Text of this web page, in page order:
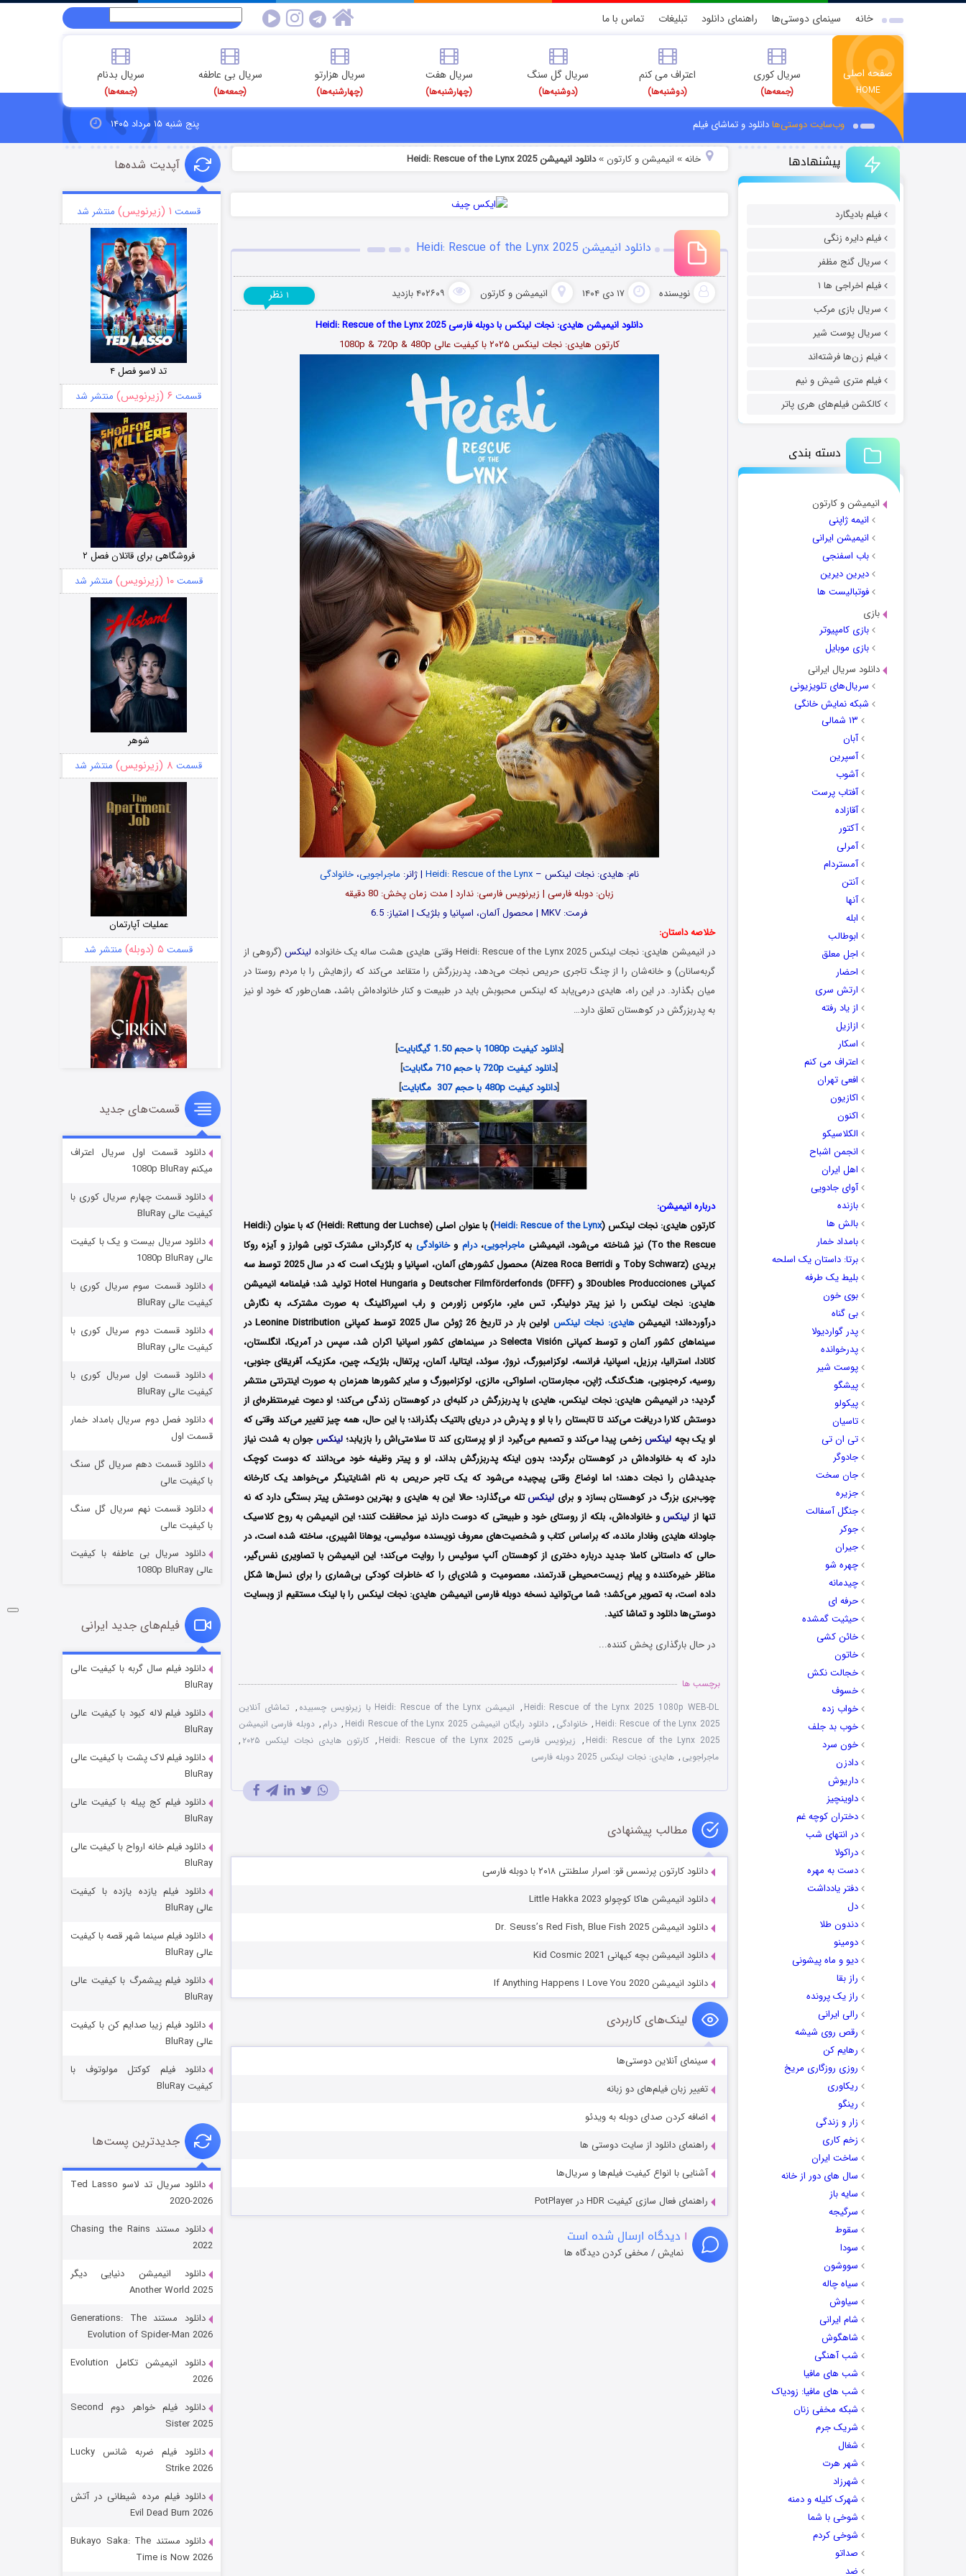
خانه سینمای دوستی‌ها راهنمای دانلود تبلیغات تماس با ما
صفحه اصلی
HOME
سریال کوری
(جمعه‌ها)
اعتراف می کنم
(دوشنبه‌ها)
سریال گل سنگ
(دوشنبه‌ها)
سریال هفت
(چهارشنبه‌ها)
سریال هزارتو
(چهارشنبه‌ها)
سریال بی عاطفه
(جمعه‌ها)
سریال بدنام
(جمعه‌ها)
وب‌سایت دوستی‌هادانلود و تماشای فیلم پنج شنبه ۱۵ مرداد ۱۴۰۵
پیشنهادها
فیلم بادیگارد
فیلم دایره زنگی
سریال گنج مظفر
فیلم اخراجی ها ۱
سریال بازی مرکب
سریال پوست شیر
فیلم زن‌ها فرشته‌اند
فیلم متری شیش و نیم
کالکشن فیلم‌های هری پاتر
دسته بندی
انیمیشن و کارتون
انیمه ژاپنی
انیمیشن ایرانی
باب اسفنجی
دیرین دیرین
فوتبالیست ها
بازی
بازی کامپیوتر
بازی موبایل
دانلود سریال ایرانی
سریال‌های تلویزیونی
شبکه نمایش خانگی
۱۳ شمالی
آبان
آسپرین
آشوب
آفتاب پرست
آقازاده
آکتور
آمرلی
آمستردام
آنتن
آنها
ابله
ابوطالب
اجل معلق
احضار
ارتش سری
از یاد رفته
ازازیل
اسکار
اعتراف می کنم
افعی تهران
اکازیون
اکنون
الکلاسیکو
انجمن اشباح
اهل ایران
آوای جادویی
بازنده
بالش ها
بامداد خمار
برتا: داستان یک اسلحه
بلیط یک‌‌ طرفه
بوی خون
بی گناه
پدر گواردیولا
پدرخوانده
پوست شیر
پیشگو
پیکولو
تاسیان
تی ان تی
جادوگر
جان سخت
جزیره
جنگل آسفالت
جوکر
جیران
چهره شو
چیدمانه
حرفه ای
حیثیت گمشده
خائن کشی
خاتون
خجالت نکش
خسوف
خواب زده
خوب بد جلف
خون سرد
دادزن
داریوش
داوینچیز
دختران کوچه غم
در انتهای شب
دراکولا
دست به مهره
دفتر یادداشت
دل
دندون طلا
دومینو
دیو و ماه پیشونی
راز بقا
راز یک پرونده
رالی ایرانی
رقص روی شیشه
رهایم کن
روزی روزگاری مریخ
ریکاوری
رینگو
زار و زندگی
زخم کاری
ساخت ایران
سال های دور از خانه
سایه باز
سرگیجه
سقوط
سودا
سووشون
سیاه چاله
سیاوش
شام ایرانی
شاهگوش
شب آهنگی
شب های مافیا
شب های مافیا: زودیاک
شبکه مخفی زنان
شریک جرم
شغال
شهر هرت
شهرزاد
شهرک کلیله و دمنه
شوخی با شما
شوخی کردم
صداتو
ضد
خانه» انیمیشن و کارتون »دانلود انیمیشن Heidi: Rescue of the Lynx 2025
دانلود انیمیشن Heidi: Rescue of the Lynx 2025
نویسنده ۱۷ دی ۱۴۰۴ انیمیشن و کارتون ۴۰۲۶۰۹ بازدید ۱ نظر
دانلود انیمیشن هایدی: نجات لینکس با دوبله فارسی Heidi: Rescue of the Lynx 2025
کارتون هایدی: نجات لینکس ۲۰۲۵
با کیفیت عالی 1080p & 720p & 480p
نام: هایدی: نجات لینکس –Heidi: Rescue of the Lynx | ژانر: ماجراجویی،خانوادگی
زبان: دوبله فارسی | زیرنویس فارسی: ندارد | مدت زمان پخش: 80 دقیقه
فرمت: MKV | محصول آلمان‌، اسپانیا و بلژیک | امتیاز: 6.5
خلاصه داستان:
در انیمیشن هایدی: نجات لینکس Heidi: Rescue of the Lynx 2025 وقتی هایدی هشت ساله یک خانواده
لینکس(گروهی از
گربه‌سانان) و خانه‌شان را از چنگ تاجری حریص نجات می‌دهد، پدربزرگش را متقاعد می‌کند که رازهایش را با مردم روستا در
میان بگذارد. در این راه، هایدی درمی‌یابد که لینکس محبوبش باید در طبیعت و کنار خانواده‌اش باشد، همان‌طور که خود او نیز
به پدربزرگش در کوهستان تعلق دارد…
[دانلود کیفیت 1080p با حجم 1.50 گیگابایت
]
[دانلود کیفیت 720p با حجم 710 مگابایت
]
[دانلود کیفیت 480p با حجم 307 مگابایت ]
درباره انیمیشن:
کارتون هایدی: نجات لینکس(
Heidi: Rescue of the Lynx
) با عنوان اصلی (Heidi: Rettung der Luchse) که با عنوان (Heidi:
To the Rescue) نیز شناخته می‌شود، انیمیشنی
ماجراجویی،درام وخانوادگی به کارگردانی مشترک توبی شوارز و آیزه روکا
بریدی (Toby Schwarz و Aizea Roca Berridi) محصول کشورهای آلمان‌، اسپانیا و بلژیک است که در سال 2025 توسط سه
کمپانی‌ 3Doubles Producciones و Deutscher Filmförderfonds (DFFF) و Hotel Hungaria تولید شد؛ فیلمنامه انیمیشن
هایدی: نجات لینکس را نیز پیتر دولینگر، تس مایر، مارکوس زاورمن و راب اسپراکلینگ به صورت مشترک، به نگارش
درآورده‌‌‌‌‌‌اند؛ انیمیشنهایدی: نجات لینکس
اولین بار در تاریخ 26 ژوئن سال 2025 توسط کمپانی Leonine Distribution در
سینماهای کشور آلمان و توسط کمپانی Selecta Visión در سینماهای کشور اسپانیا اکران شد، سپس در آمریکا، انگلستان،
کانادا، استرالیا، برزیل، اسپانیا، فرانسه، لوکزامبورگ، نروژ، سوئد، ایتالیا، آلمان، پرتغال، بلژیک، چین، مکزیک، آفریقای جنوبی،
روسیه، کره‌جنوبی، هنگ‎‌کنگ، ژاپن، مجارستان، اسلواکی، مالزی، لوکزامبورگ و سایر کشورها همزمان به صورت اینترنتی منتشر
گردید؛در انیمیشن هایدی: نجات لینکس،هایدی با پدربزرگش در کلبه‌ای در کوهستان زندگی می‌کند؛ او دعوت غیرمنتظره‌ای از
دوستش کلارا دریافت می‌کند تا تابستان را با او و پدرش در دریای بالتیک بگذراند؛ با این حال، همه چیز تغییر می‌کند وقتی که
او یک بچه لینکسزخمی پیدا می‌کند و تصمیم می‌گیرد از او پرستاری کند تا سلامتی‌اش را بازیابد؛لینکسجوان به شدت نیاز
دارد که به خانواده‌اش در کوهستان برگردد؛ بدون اینکه پدربزرگش بداند، او و پیتر وظیفه خود می‌دانند که دوست کوچک
جدیدشان را نجات دهند؛ اما اوضاع وقتی پیچیده می‌شود که یک تاجر حریص به نام اشنایتینگر می‌خواهد یک کارخانه
چوب‌بری بزرگ در کوهستان بسازد و برای لینکستله می‌گذارد؛ حالا این به هایدی و بهترین دوستش پیتر بستگی دارد که نه
تنها از لینکسو خانواده‌اش، بلکه از روستای خود و طبیعتی که دوست دارند نیز محافظت کنند؛ این انیمیشن به روح کلاسیک
جاودانه هایدی وفادار مانده، که براساس کتاب و شخصیت‌های معروف نویسنده سوئیسی، یوهانا اشپیری، ساخته شده است، در
حالی که داستانی کاملا جدید درباره دختری از کوهستان آلپ سوئیس را روایت می‌کند؛ این انیمیشن با تصاویری نفس‌گیر،
مناظر خیره‌کننده و پیام زیست‌محیطی قدرتمند، معصومیت و شادی‌ای را که خاطرات کودکی بی‌شماری را برای نسل‌ها شکل
داده است، به تصویر می‌کشد؛ شما می‌توانید نسخه دوبله فارسی انیمیشن هایدی: نجات لینکس را با لینک مستقیم از وبسایت
دوستی‌ها دانلود و تماشا کنید.
در حال بارگذاری پخش کننده...
برچسب ها
Heidi: Rescue of the Lynx 2025 1080p WEB-DL
, انیمیشن Heidi: Rescue of the Lynx با زیرنویس چسبیده , تماشای آنلاین
Heidi: Rescue of the Lynx 2025
, خانوادگی , دانلود رایگان انیمیشن Heidi Rescue of the Lynx 2025 , درام , دوبله فارسی انیمیشن
Heidi: Rescue of the Lynx 2025
, زیرنویس فارسی Heidi: Rescue of the Lynx 2025 , کارتون هایدی نجات لینکس ۲۰۲۵
,
ماجراجویی , هایدی: نجات لینکس 2025 دوبله فارسی
مطالب پیشنهادی
دانلود کارتون پرنسس قو: اسرار سلطنتی ۲۰۱۸ با دوبله فارسی
دانلود انیمیشن هاکا کوچولو Little Hakka 2023
دانلود انیمیشن Dr. Seuss’s Red Fish, Blue Fish 2025
دانلود انیمیشن بچه کیهانی Kid Cosmic 2021
دانلود انیمیشن If Anything Happens I Love You 2020
لینک‌های کاربردی
سینمای آنلاین دوستی‌ها
تغییر زبان فیلم‌های دو زبانه
اضافه کردن صدای دوبله به ویدئو
راهنمای دانلود از سایت دوستی ها
آشنایی با انواع کیفیت فیلم‌ها و سریال‌ها
راهنمای فعال سازی کیفیت HDR در PotPlayer
۱ دیدگاه ارسال شده است
نمایش / مخفی کردن دیدگاه ها
آپدیت شده‌ها
قسمت ۱ (زیرنویس) منتشر شد
تد لاسو فصل ۴
قسمت ۶ (زیرنویس) منتشر شد
فروشگاهی برای قاتلان فصل ۲
قسمت۱۰ (زیرنویس) منتشر شد
شوهر
قسمت ۸ (زیرنویس) منتشر شد
عملیات آپارتمان
قسمت ۵ (دوبله) منتشر شد
سریال زشت
قسمت۲ (زیرنویس) منتشر شد
مردگان متحرک: شهر مرده ۳
شکست استوارت در نجات جهان
قسمت ۷ (زیرنویس) منتشر شد
شوگر فصل ۲
قسمت
خاندان اژدها فصل ۳
جادوگری در مغولستان
قسمت
رویایی برای تو
قسمت
قسمت‌های جدید
دانلود قسمت اول سریال اعتراف
میکنم 1080p BluRay
دانلود قسمت چهارم سریال کوری با
کیفیت عالی BluRay
دانلود سریال بیست و یک با کیفیت
عالی 1080p BluRay
دانلود قسمت سوم سریال کوری با
کیفیت عالی BluRay
دانلود قسمت دوم سریال کوری با
کیفیت عالی BluRay
دانلود قسمت اول سریال کوری با
کیفیت عالی BluRay
دانلود فصل دوم سریال بامداد خمار
قسمت اول
دانلود قسمت دهم سریال گل سنگ
با کیفیت عالی
دانلود قسمت نهم سریال گل سنگ
با کیفیت عالی
دانلود سریال بی عاطفه با کیفیت
عالی 1080p BluRay
فیلم‌های جدید ایرانی
دانلود فیلم سال گربه با کیفیت عالی
BluRay
دانلود فیلم لاله کبود با کیفیت عالی
BluRay
دانلود فیلم لاک پشت با کیفیت عالی
BluRay
دانلود فیلم کج‌ پیله با کیفیت عالی
BluRay
دانلود فیلم خانه ارواح با کیفیت عالی
BluRay
دانلود فیلم یازده یازده با کیفیت
عالی BluRay
دانلود فیلم سینما شهر قصه با کیفیت
عالی BluRay
دانلود فیلم پیشمرگ با کیفیت عالی
BluRay
دانلود فیلم زیبا صدایم کن با کیفیت
عالی BluRay
دانلود فیلم کوکتل مولوتوف با
کیفیت BluRay
جدیدترین پست‌ها
دانلود سریال تد لاسو Ted Lasso
2020-2026
دانلود مستند Chasing the Rains
2022
دانلود انیمیشن دنیایی دیگر
Another World 2025
دانلود مستند Generations: The
Evolution of Spider-Man 2026
دانلود انیمیشن تکامل Evolution
2026
دانلود فیلم خواهر دوم Second
Sister 2025
دانلود فیلم ضربه شانس Lucky
Strike 2026
دانلود فیلم مرده شیطانی در آتش
Evil Dead Burn 2026
دانلود مستند Bukayo Saka: The
Time is Now 2026